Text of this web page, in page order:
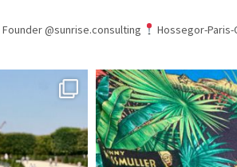
Founder @sunrise.consulting Hossegor-Paris-